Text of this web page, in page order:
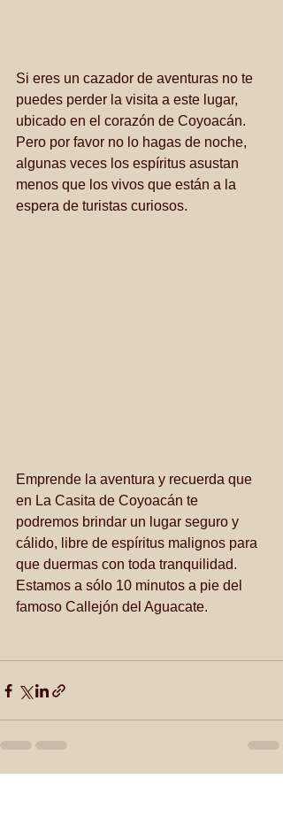
Si eres un cazador de aventuras no te
puedes perder la visita a este lugar,
ubicado en el corazón de Coyoacán.
Pero por favor no lo hagas de noche,
algunas veces los espíritus asustan
menos que los vivos que están a la
espera de turistas curiosos.
Emprende la aventura y recuerda que
en La Casita de Coyoacán te
podremos brindar un lugar seguro y
cálido, libre de espíritus malignos para
que duermas con toda tranquilidad.
Estamos a sólo 10 minutos a pie del
famoso Callejón del Aguacate.